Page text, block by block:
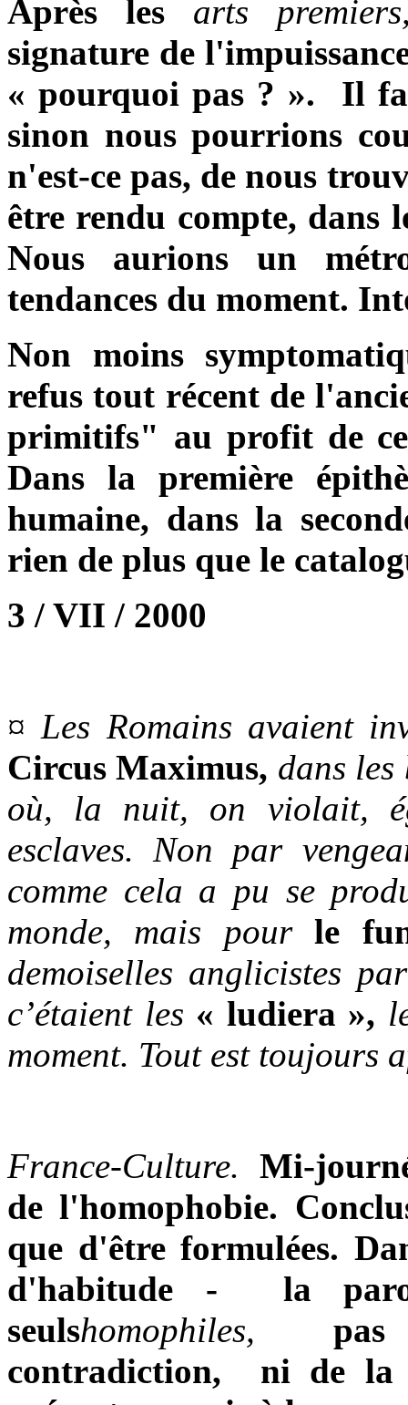
Après les arts
signature de
« pourquoi pas ? ». Il
sinon nous pourrions
n'est-ce pas, de nous
être rendu compte, dans
Nous aurions un
tendances du moment.
Non moins
refus tout récent de
primitifs" au profit de
Dans la première
humaine, dans la
rien de plus que le
3 / VII / 2000
¤ Les Romains avaient
Circus Maximus, dans les
où, la nuit, on violait,
esclaves. Non par
comme cela a pu se
monde, mais pourle
demoiselles anglicistes
c’étaient les « ludiera »,
moment. Tout est toujours
France-Culture. Mi-
de l'homophobie.
que d'être formulées.
d'habitude - la
seulshomophiles,
contradiction, ni de la